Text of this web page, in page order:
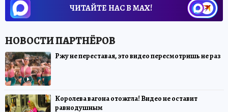
ЧИТАЙТЕ НАС В МАХ!
Ржу не переставая, это видео пересмотришь не раз
Королева вагона отожгла! Видео не оставит
равнодушным